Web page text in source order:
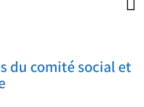
du comité social et